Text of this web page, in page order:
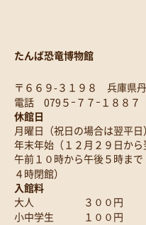
たんば恐竜博物館
〒６６９-３１９８ 兵庫県
電話 079５ｰ７７ｰ１８８７
休館日
月曜日（祝日の場合は翌平日）
年末年始（１２月２９日から
午前１０時から午後５時ま
４時閉館）
入館料
大人 ３００円
小中学生 １００円